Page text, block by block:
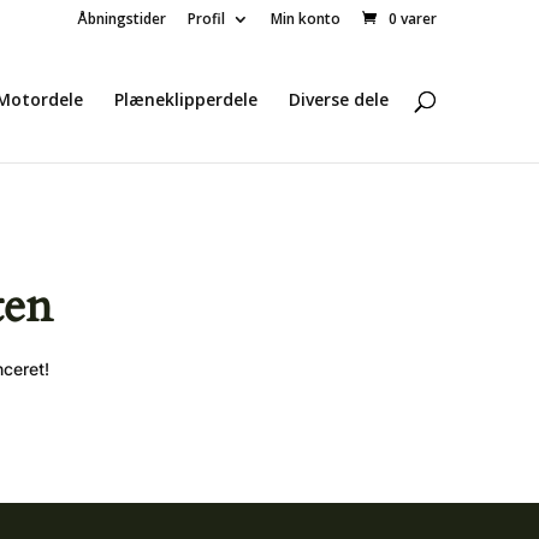
Åbningstider Profil Min konto 0 varer
Plæneklipperdele Diverse dele